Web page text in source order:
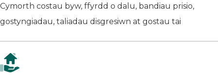
Cymorth costau byw, ffyrdd o dalu, bandiau prisio,
gostyngiadau, taliadau disgresiwn at gostau tai